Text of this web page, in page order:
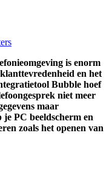
is enorm
en het
Bubble hoef
niet meer
maar
PC beeldscherm en
zoals het openen van